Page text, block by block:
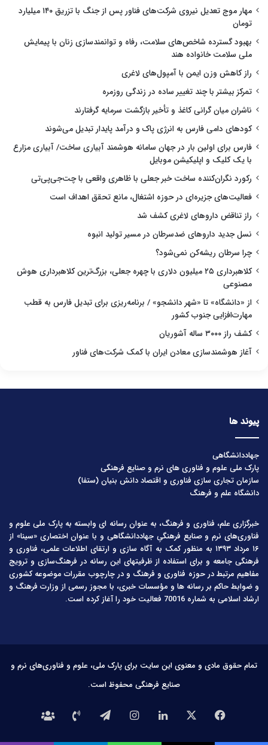
مهار موج تعدیل نیروی شرکت‌های فناور پس از جنگ با تزریق ۱۴۰ میلیارد
تومان
بهبود گسترده شاخص‌های سلامت، رفاه و توانمندسازی زنان با پیمایش
ملی سلامت خانواده هند
راز کاهش وزن ایمن با آمپول‌های لاغری
تمرکز بیشتر با چند تغییر ساده در زندگی روزمره
ناشران میان گرانی کاغذ و تأخیر بازگشت سرمایه گرفتارند
کودهای دامی فارس به انرژی پاک و درآمد پایدار تبدیل می‌شوند
فارس برای اولین بار در جهان سامانه هوشمند آبیاری ساخت/ آبیاری مزارع
با یک کلیک و اپلیکیشن موبایل
رکورد نگران‌کننده ساخت خبر جعلی با ظاهری واقعی با چت‌جی‌پی‌تی
فعالیت‌های جزیره‌ای در حوزه اشتغال، مانع تحقق اهداف است
راز تناقض داروهای لاغری کشف شد
نسل جدید داروهای ضدسرطان در مسیر تولید انبوه
چرا سرطان ریشه‌کن نمی‌شود؟
کلاهبرداری ۲۵ میلیون دلاری با چهره جعلی، بزرگ‌ترین کلاهبرداری هوش
مصنوعی
از «دانشگاه» تا «شهر دانشجو» / برنامه‌ریزی برای تبدیل فارس به قطب
مهارت‌افزایی جنوب کشور
کشف راز ۳۰۰۰ ساله آشوریان
آغاز هوشمندسازی معادن ایران با کمک شرکت‌های فناور
پیوند ها
جهاددانشگاهی
پارک ملی علوم و فناوری های نرم و صنایع فرهنگی
سازمان تجاری سازی فناوری و اقتصاد دانش بنیان (ستفا)
دانشگاه علم و فرهنگ
خبرگزاری علم، فناوری و فرهنگ، به عنوان رسانه ای وابسته به پارک ملی علوم و
فناوری‌های نرم و صنایع فرهنگیِ جهاددانشگاهی و با عنوان اختصاری «سینا» از
۱۶ مرداد ۱۳۹۳ به منظور کمک به آگاه سازی و ارتقای اطلاعات علمی، فناوری و
فرهنگی جامعه و برای استفاده از ظرفیتهای این رسانه در فرهنگ‌سازی و ترویج
مفاهیم مرتبط در حوزه فناوری و فرهنگ و در چارچوب مقررات موضوعه کشوری
و ضوابط حاکم بر رسانه ها و مؤسسات خبری، با مجوز رسمی از وزارت فرهنگ و
ارشاد اسلامی به شماره 70016 فعالیت خود را آغاز کرده است.
تمام حقوق مادی و معنوی این سایت برای پارک ملی، علوم و فناوری‌های نرم و
صنایع فرهنگی محفوظ است.
فیس
لینکدیناینستاگرامتلگرامتماس درباره